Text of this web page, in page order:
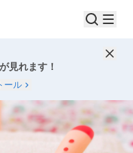
見れます！
ール